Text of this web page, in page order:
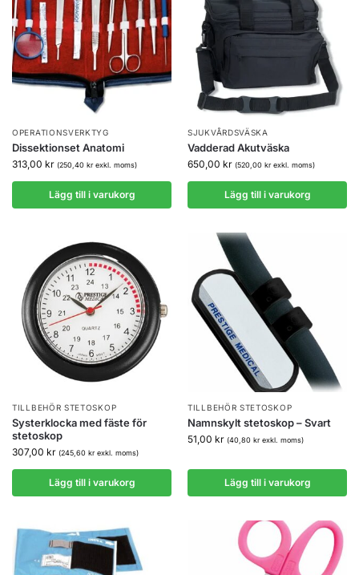
OPERATIONSVERKTYG
Dissektionset Anatomi
313,00 kr (250,40 krexkl. moms)
Lägg till i varukorg
SJUKVÅRDSVÄSKA
Vadderad Akutväska
650,00 kr (520,00 krexkl. moms)
Lägg till i varukorg
TILLBEHÖR STETOSKOP
Systerklocka med fäste för
stetoskop
307,00 kr (245,60 krexkl. moms)
Lägg till i varukorg
TILLBEHÖR STETOSKOP
Namnskylt stetoskop – Svart
51,00 kr (40,80 krexkl. moms)
Lägg till i varukorg